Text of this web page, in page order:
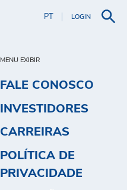
PT LOGIN
MENU EXIBIR
FALE CONOSCO
INVESTIDORES
CARREIRAS
POLÍTICA DE
PRIVACIDADE